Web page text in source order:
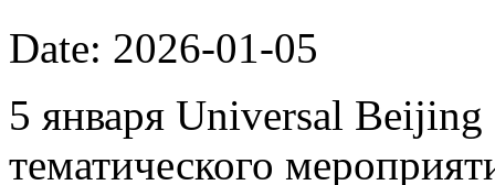
Date: 2026-01-05
5 января Universal
тематического